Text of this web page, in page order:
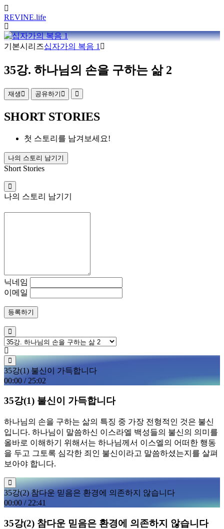
REVINE.life
기본시리즈십자가의 복음 1
35강. 하나님의 손을 구하는 삶 2
재생 공유하기
SHORT STORIES
첫 스토리를 남겨보세요!
나의 스토리 남기기
Short Stories
나의 스토리 남기기
닉네임
이메일
등록하기
35강(1) 불신이 가득합니다
00:00 / 25:02
35강(1) 불신이 가득합니다
하나님의 손을 구하는 삶의 특징 중 가장 전형적인 것은 불신
입니다. 하나님이 말씀하신 이스라엘 백성들의 불신의 의미를
올바로 이해하기 위해서는 하나님께서 이스엘의 어떠한 행동
을 두고 그토록 심각한 죄인 불신이라고 말씀하셨는지를 살펴
보아야 합니다.
35강(2) 참다운 믿음은 환경에 의존하지 않습니다
00:00 / 22:41
35강(2) 참다운 믿음은 환경에 의존하지 않습니다